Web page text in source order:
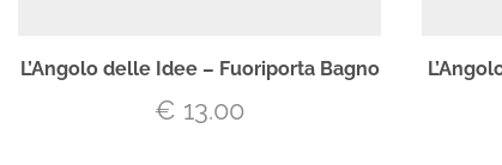
L’Angolo delle Idee – Fuoriporta Bagno
€ 13.00